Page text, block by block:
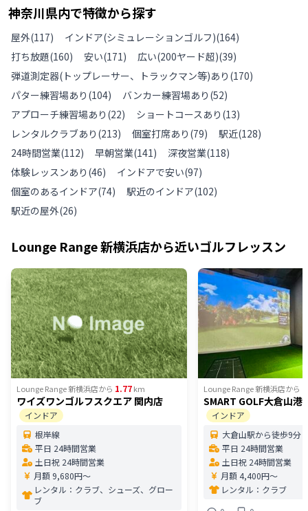
神奈川県内で特徴から探す
屋外(117) インドア(シミュレーションゴルフ)(164)
打ち放題(160) 安い(171) 広い(200ヤード超)(39)
弾道測定器(トップレーサー、トラックマン等)あり (170)
パター練習場あり (104) バンカー練習場あり (52)
アプローチ練習場あり (22) ショートコースあり (13)
レンタルクラブあり (213) 個室打席あり (79) 駅近(128)
24時間営業(112) 早朝営業(141) 深夜営業(118)
体験レッスンあり (46) インドアで安い(97)
個室のあるインドア(74) 駅近のインドア(102)
駅近の屋外(26)
Lounge Range 新横浜店から近いゴルフレッスン
Lounge Range 新横浜店から 1.77km
ワイズワンゴルフスクエア 関内店
インドア
根岸線
平日 24時間営業
土日祝 24時間営業
月額 9,680円〜
レンタル： クラブ、シューズ、グロー
ブ
Lounge Range 新横浜店から
SMART GOLF大倉山港
インドア
大倉山駅から徒歩9分
平日 24時間営業
土日祝 24時間営業
月額 4,400円〜
レンタル： クラブ